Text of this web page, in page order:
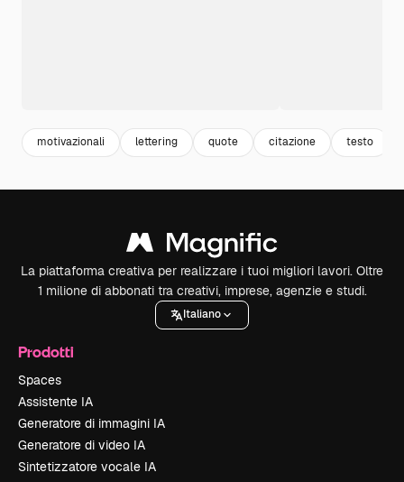
motivazionali lettering quote citazione testo
La piattaforma creativa per realizzare i tuoi migliori lavori. Oltre
1 milione di abbonati tra creativi, imprese, agenzie e studi.
Italiano
Prodotti
Spaces
Assistente IA
Generatore di immagini IA
Generatore di video IA
Sintetizzatore vocale IA